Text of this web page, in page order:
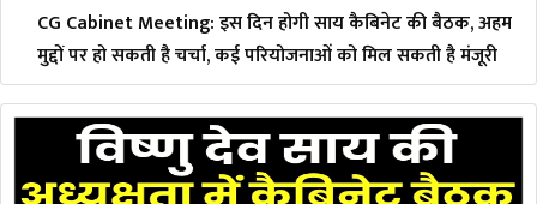
CG Cabinet Meeting: इस दिन होगी साय कै​बिनेट की बैठक, अहम
मुद्दों पर हो सकती है चर्चा, कई परियोजनाओं को मिल सकती है मंजूरी